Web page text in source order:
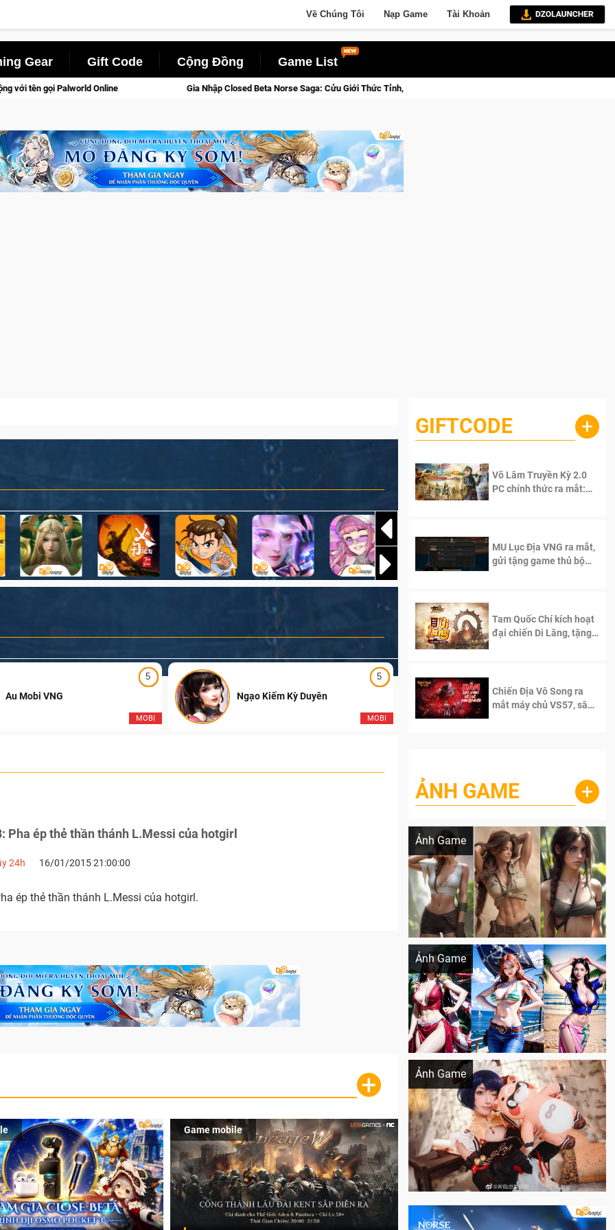
Về Chúng Tôi Nạp Game Tài Khoản
Gear Gift Code Cộng Đồng Game List
Online Gia Nhập Closed Beta Norse Saga: Cửu Giới Thức Tỉnh, Săn DJI Osmo Pocket 3 Ngay Hôm Nay
5
MOBI
Au Mobi VNG
5
MOBI
Ngạo Kiếm Kỳ Duyên Ngạo Thiên Mobile
Pha ép thẻ thần thánh L.Messi của hotgirl
24h 16/01/2015 21:00:00
ép thẻ thần thánh L.Messi của hotgirl.
+
Game mobile
GIFTCODE +
Võ Lâm Truyền Kỳ 2.0
PC chính thức ra mắt:
MU Lục Địa VNG ra mắt,
gửi tặng game thủ bộ
Tam Quốc Chí kích hoạt
đại chiến Di Lăng, tặng
Chiến Địa Vô Song ra
mắt máy chủ VS57, sân
ẢNH GAME +
Ảnh Game
Lala Croft vừa nóng vừa xinh dưới nét vẽ
Ảnh Game
Khi AI Cosplay gái đẹp One Piece
Ảnh Game
Cosplay Xiangling siêu cute